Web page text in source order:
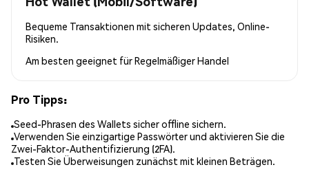
Bequeme Transaktionen mit sicheren Updates, Online-
Risiken.
Am besten geeignet fürRegelmäßiger Handel
Pro Tipps:
Seed-Phrasen des Wallets sicher offline sichern.
Verwenden Sie einzigartige Passwörter und aktivieren Sie die
Zwei-Faktor-Authentifizierung (2FA).
Testen Sie Überweisungen zunächst mit kleinen Beträgen.